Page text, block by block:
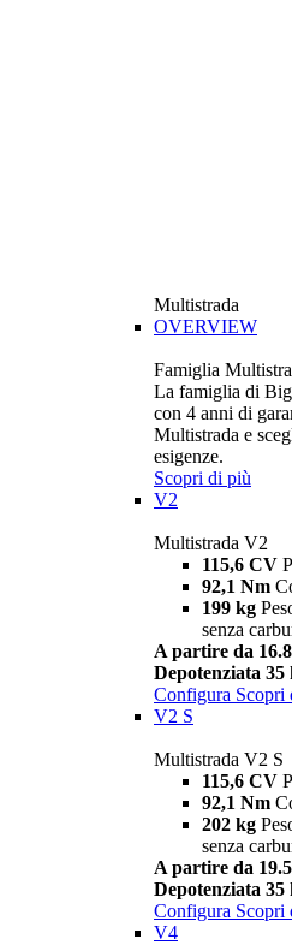
Multistrada
OVERVIEW
Famiglia
La famiglia di
con 4 anni di
Multistrada e
esigenze.
Scopri di più
V2
Multistrada V2
115,6 CV
92,1 Nm
199 kg
senza
A partire da
Depotenziata 35
Configura Scopri
V2 S
Multistrada V2 S
115,6 CV
92,1 Nm
202 kg
senza
A partire da
Depotenziata 35
Configura Scopri
V4